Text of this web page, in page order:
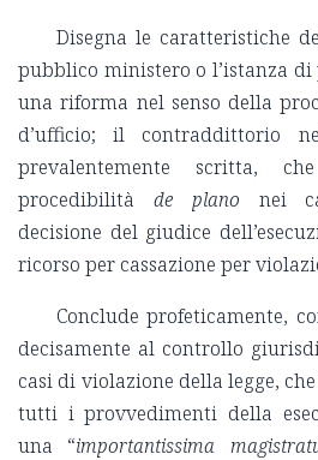
Disegna le caratteristiche
pubblico ministero o l’istanza di
una riforma nel senso della
d’ufficio; il contraddittorio
prevalentemente scritta,
procedibilità de plano nei
decisione del giudice
ricorso per cassazione per
Conclude profeticamente,
decisamente al controllo
casi di violazione della legge,
tutti i provvedimenti della
una “importantissima